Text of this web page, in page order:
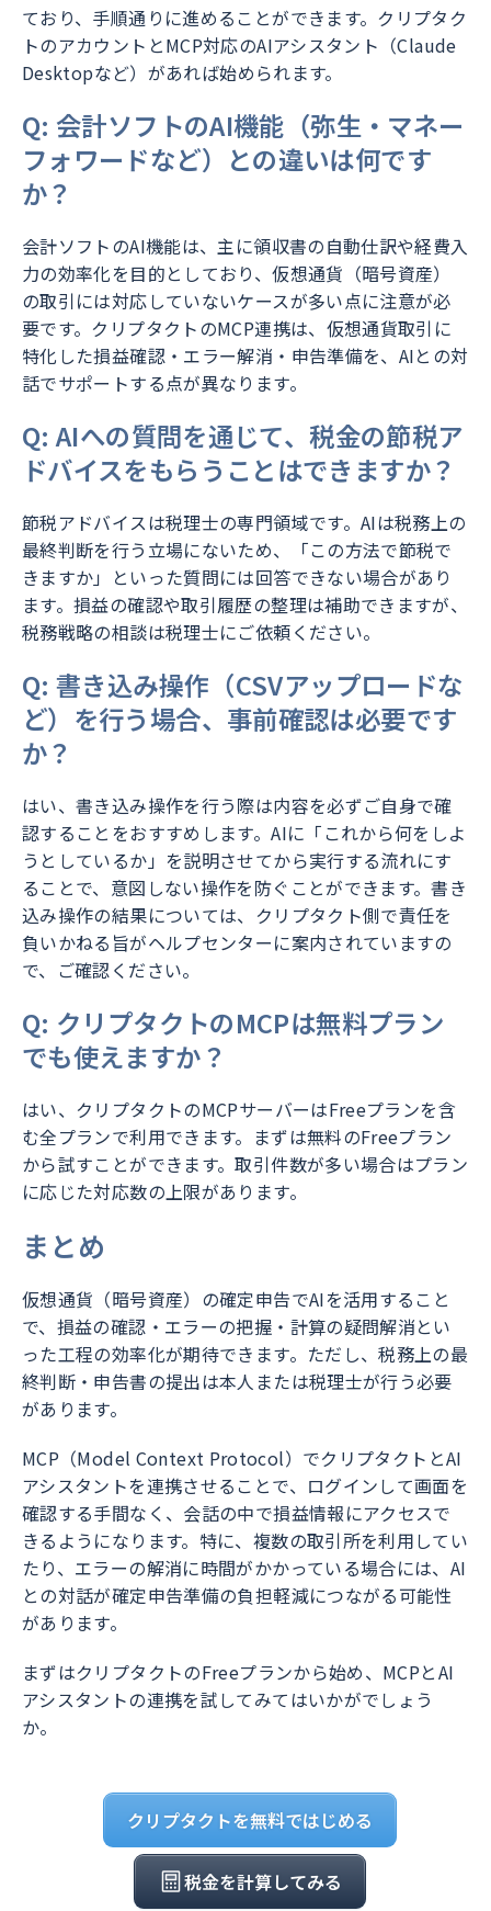
ており、手順通りに進めることができます。クリプタク
トのアカウントとMCP対応のAIアシスタント（Claude
Desktopなど）があれば始められます。
Q: 会計ソフトのAI機能（弥生・マネー
フォワードなど）との違いは何です
か？
会計ソフトのAI機能は、主に領収書の自動仕訳や経費入
力の効率化を目的としており、仮想通貨（暗号資産）
の取引には対応していないケースが多い点に注意が必
要です。クリプタクトのMCP連携は、仮想通貨取引に
特化した損益確認・エラー解消・申告準備を、AIとの対
話でサポートする点が異なります。
Q: AIへの質問を通じて、税金の節税ア
ドバイスをもらうことはできますか？
節税アドバイスは税理士の専門領域です。AIは税務上の
最終判断を行う立場にないため、「この方法で節税で
きますか」といった質問には回答できない場合があり
ます。損益の確認や取引履歴の整理は補助できますが、
税務戦略の相談は税理士にご依頼ください。
Q: 書き込み操作（CSVアップロードな
ど）を行う場合、事前確認は必要です
か？
はい、書き込み操作を行う際は内容を必ずご自身で確
認することをおすすめします。AIに「これから何をしよ
うとしているか」を説明させてから実行する流れにす
ることで、意図しない操作を防ぐことができます。書き
込み操作の結果については、クリプタクト側で責任を
負いかねる旨がヘルプセンターに案内されていますの
で、ご確認ください。
Q: クリプタクトのMCPは無料プラン
でも使えますか？
はい、クリプタクトのMCPサーバーはFreeプランを含
む全プランで利用できます。まずは無料のFreeプラン
から試すことができます。取引件数が多い場合はプラン
に応じた対応数の上限があります。
まとめ
仮想通貨（暗号資産）の確定申告でAIを活用すること
で、損益の確認・エラーの把握・計算の疑問解消とい
った工程の効率化が期待できます。ただし、税務上の最
終判断・申告書の提出は本人または税理士が行う必要
があります。
MCP（Model Context Protocol）でクリプタクトとAI
アシスタントを連携させることで、ログインして画面を
確認する手間なく、会話の中で損益情報にアクセスで
きるようになります。特に、複数の取引所を利用してい
たり、エラーの解消に時間がかかっている場合には、AI
との対話が確定申告準備の負担軽減につながる可能性
があります。
まずはクリプタクトのFreeプランから始め、MCPとAI
アシスタントの連携を試してみてはいかがでしょう
か。
クリプタクトを無料ではじめる
税金を計算してみる